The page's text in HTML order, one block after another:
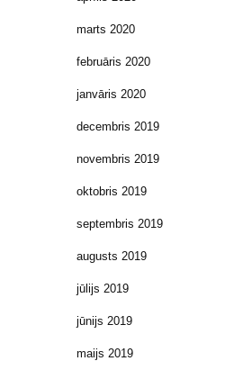
marts 2020
februāris 2020
janvāris 2020
decembris 2019
novembris 2019
oktobris 2019
septembris 2019
augusts 2019
jūlijs 2019
jūnijs 2019
maijs 2019